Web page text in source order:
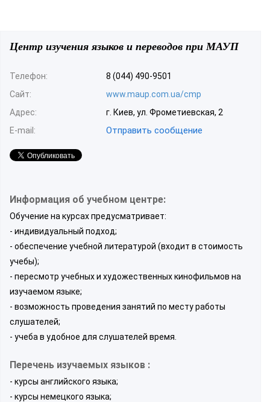
Центр изучения языков и переводов при МАУП
Телефон:
8 (044) 490-9501
Сайт:
www.maup.com.ua/cmp
Адрес:
г. Киев, ул. Фрометиевская, 2
E-mail:
Отправить сообщение
Информация об учебном центре:
Обучение на курсах предусматривает:
- индивидуальный подход;
- обеспечение учебной литературой (входит в стоимость
учебы);
- пересмотр учебных и художественных кинофильмов на
изучаемом языке;
- возможность проведения занятий по месту работы
слушателей;
- учеба в удобное для слушателей время.
Перечень изучаемых языков :
- курсы английского языка;
- курсы немецкого языка;